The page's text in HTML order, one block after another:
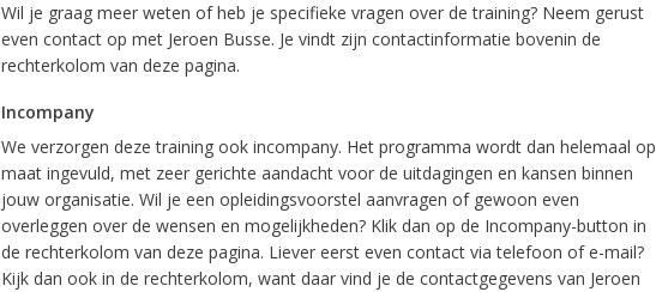
Wil je graag meer weten of heb je specifieke vragen over de training? Neem gerust
even contact op met Jeroen Busse. Je vindt zijn contactinformatie bovenin de
rechterkolom van deze pagina.
Incompany
We verzorgen deze training ook incompany. Het programma wordt dan helemaal op
maat ingevuld, met zeer gerichte aandacht voor de uitdagingen en kansen binnen
jouw organisatie. Wil je een opleidingsvoorstel aanvragen of gewoon even
overleggen over de wensen en mogelijkheden? Klik dan op de Incompany-button in
de rechterkolom van deze pagina. Liever eerst even contact via telefoon of e-mail?
Kijk dan ook in de rechterkolom, want daar vind je de contactgegevens van Jeroen